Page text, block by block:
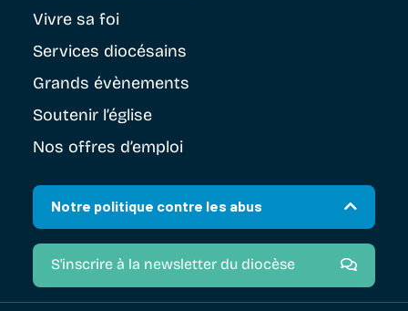
Vivre sa foi
Services diocésains
Grands évènements
Soutenir l’église
Nos offres d’emploi
Notre politique contre les abus
S'inscrire à la newsletter du diocèse